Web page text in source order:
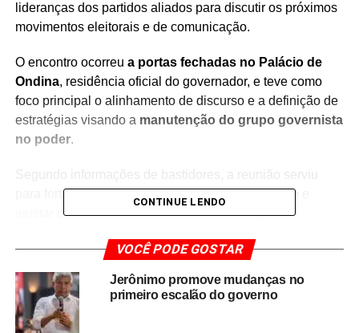
lideranças dos partidos aliados para discutir os próximos
movimentos eleitorais e de comunicação.
O encontro ocorreu a portas fechadas no Palácio de
Ondina, residência oficial do governador, e teve como
foco principal o alinhamento de discurso e a definição de
estratégias visando a manutenção do grupo governista
no poder.
para fortalecer a coesão entre os partidos da base e
ajustar pontos considerados fundamentais para a
pública e atuação nas redes sociais. A antecipação
dessas articulações demonstra a intenção do governo em
estruturar uma campanha sólida e competitiva.
A movimentação de Jerônimo Rodrigues ocorre em um
CONTINUE LENDO
VOCÊ PODE GOSTAR
Jerônimo promove mudanças no
primeiro escalão do governo